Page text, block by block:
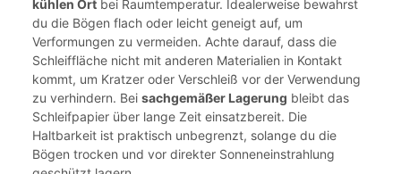
kühlen Ort bei Raumtemperatur. Idealerweise bewahrst
du die Bögen flach oder leicht geneigt auf, um
Verformungen zu vermeiden. Achte darauf, dass die
Schleiffläche nicht mit anderen Materialien in Kontakt
kommt, um Kratzer oder Verschleiß vor der Verwendung
zu verhindern. Bei sachgemäßer Lagerung bleibt das
Schleifpapier über lange Zeit einsatzbereit. Die
Haltbarkeit ist praktisch unbegrenzt, solange du die
Bögen trocken und vor direkter Sonneneinstrahlung